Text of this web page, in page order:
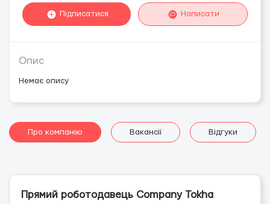
Підписатися Написати
Опис
Немає опису
Про компанію Вакансії Відгуки
Прямий роботодавець Company Tokha